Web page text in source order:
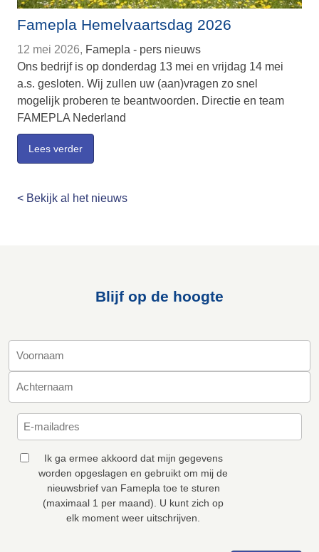
Famepla Hemelvaartsdag 2026
12 mei 2026, Famepla - pers nieuws
Ons bedrijf is op donderdag 13 mei en vrijdag 14 mei
a.s. gesloten. Wij zullen uw (aan)vragen zo snel
mogelijk proberen te beantwoorden. Directie en team
FAMEPLA Nederland
Lees verder
< Bekijk al het nieuws
Blijf op de hoogte
Ik ga ermee akkoord dat mijn gegevens
worden opgeslagen en gebruikt om mij de
nieuwsbrief van Famepla toe te sturen
(maximaal 1 per maand). U kunt zich op
elk moment weer uitschrijven.